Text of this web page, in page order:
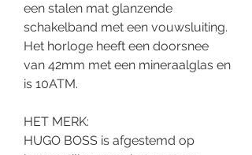
een stalen mat glanzende
schakelband met een vouwsluiting.
Het horloge heeft een doorsnee
van 42mm met een mineraalglas en
is 10ATM.
HET MERK:
HUGO BOSS is afgestemd op